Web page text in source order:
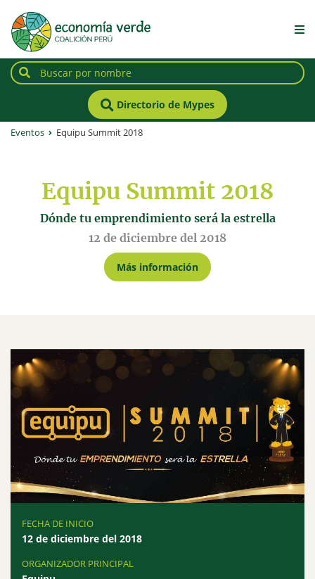
Directorio de Mypes
Eventos Equipu Summit 2018
Equipu Summit 2018
Dónde tu emprendimiento será la estrella
12 de diciembre del 2018
Más información
FECHA DE INICIO
12 de diciembre del 2018
ORGANIZADOR PRINCIPAL